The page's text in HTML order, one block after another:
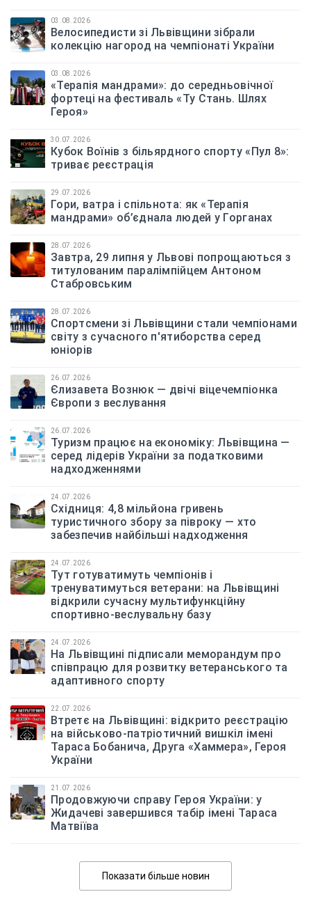
03.08.2026
Велосипедисти зі Львівщини зібрали
колекцію нагород на чемпіонаті України
03.08.2026
«Терапія мандрами»: до середньовічної
фортеці на фестиваль «Ту Стань. Шлях
Героя»
30.07.2026
Кубок Воїнів з більярдного спорту «Пул 8»:
триває реєстрація
29.07.2026
Гори, ватра і спільнота: як «Терапія
мандрами» об’єднала людей у Горганах
28.07.2026
Завтра, 29 липня у Львові попрощаються з
титулованим паралімпійцем Антоном
Стабровським
28.07.2026
Спортсмени зі Львівщини стали чемпіонами
світу з сучасного п'ятиборства серед
юніорів
26.07.2026
Єлизавета Вознюк — двічі віцечемпіонка
Європи з веслування
26.07.2026
Туризм працює на економіку: Львівщина —
серед лідерів України за податковими
надходженнями
24.07.2026
Східниця: 4,8 мільйона гривень
туристичного збору за півроку — хто
забезпечив найбільші надходження
24.07.2026
Тут готуватимуть чемпіонів і
тренуватимуться ветерани: на Львівщині
відкрили сучасну мультифункційну
спортивно-веслувальну базу
24.07.2026
На Львівщині підписали меморандум про
співпрацю для розвитку ветеранського та
адаптивного спорту
22.07.2026
Втретє на Львівщині: відкрито реєстрацію
на військово-патріотичний вишкіл імені
Тараса Бобанича, Друга «Хаммера», Героя
України
21.07.2026
Продовжуючи справу Героя України: у
Жидачеві завершився табір імені Тараса
Матвіїва
Показати більше новин